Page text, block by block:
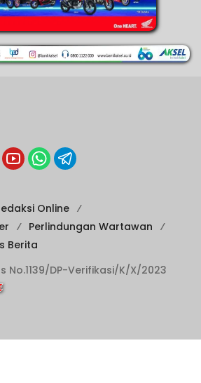
Online
Perlindungan Wartawan
Berita
No.1139/DP-Verifikasi/K/X/2023